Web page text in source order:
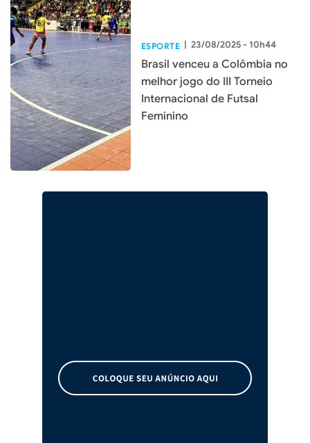
ESPORTE | 23/08/2025 - 10h44
Brasil venceu a Colômbia no
melhor jogo do III Torneio
Internacional de Futsal
Feminino